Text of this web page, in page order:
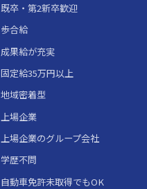
既卒・第2新卒歓迎
歩合給
成果給が充実
固定給35万円以上
地域密着型
上場企業
上場企業のグループ会社
学歴不問
自動車免許未取得でもOK